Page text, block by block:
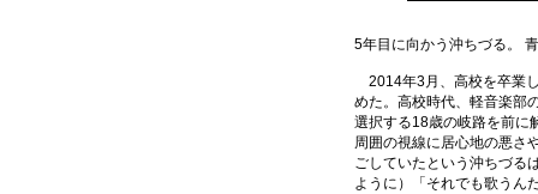
5年目に向かう沖ちづる。
2014年3月、高校を卒業
めた。高校時代、軽音楽部
選択する18歳の岐路を前に
周囲の視線に居心地の悪さ
ごしていたという沖ちづる
ように）「それでも歌うん